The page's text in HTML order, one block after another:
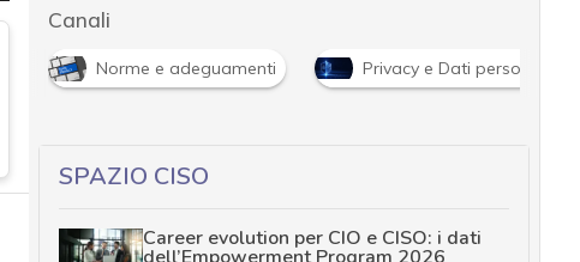
Canali
Norme e adeguamenti Privacy e Dati personali
SPAZIO CISO
Career evolution per CIO e CISO: i dati